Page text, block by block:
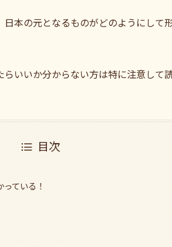
本の元となるものがどのようにして
いいか分からない方は特に注意して
目次
ている！